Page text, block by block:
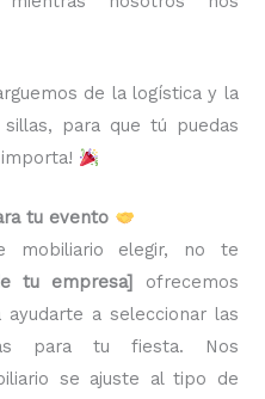
de la logística y la
para que tú puedas
tu evento
elegir, no te
tu empresa]
ofrecemos
a seleccionar las
para tu fiesta. Nos
se ajuste al tipo de